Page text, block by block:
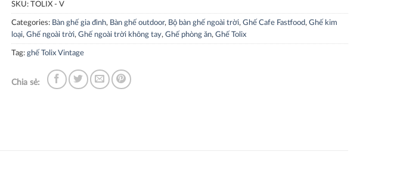
SKU: TOLIX - V
Categories: Bàn ghế gia đình, Bàn ghế outdoor, Bộ bàn ghế ngoài trời, Ghế Cafe Fastfood, Ghế kim
loại, Ghế ngoài trời, Ghế ngoài trời không tay, Ghế phòng ăn, Ghế Tolix
Tag: ghế Tolix Vintage
Chia sẻ: